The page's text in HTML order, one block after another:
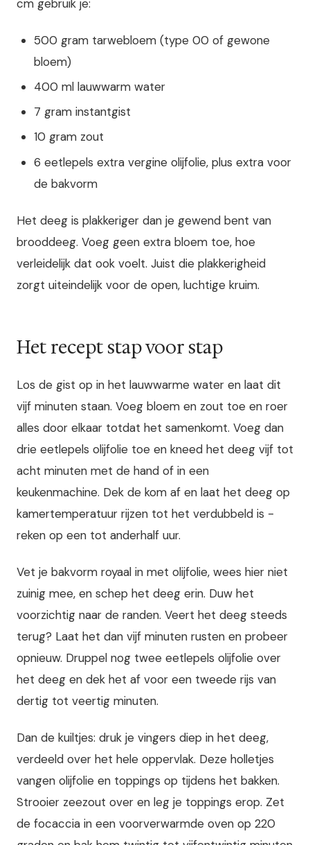
cm gebruik je:
500 gram tarwebloem (type 00 of gewone
bloem)
400 ml lauwwarm water
7 gram instantgist
10 gram zout
6 eetlepels extra vergine olijfolie, plus extra voor
de bakvorm
Het deeg is plakkeriger dan je gewend bent van
brooddeeg. Voeg geen extra bloem toe, hoe
verleidelijk dat ook voelt. Juist die plakkerigheid
zorgt uiteindelijk voor de open, luchtige kruim.
Het recept stap voor stap
Los de gist op in het lauwwarme water en laat dit
vijf minuten staan. Voeg bloem en zout toe en roer
alles door elkaar totdat het samenkomt. Voeg dan
drie eetlepels olijfolie toe en kneed het deeg vijf tot
acht minuten met de hand of in een
keukenmachine. Dek de kom af en laat het deeg op
kamertemperatuur rijzen tot het verdubbeld is -
reken op een tot anderhalf uur.
Vet je bakvorm royaal in met olijfolie, wees hier niet
zuinig mee, en schep het deeg erin. Duw het
voorzichtig naar de randen. Veert het deeg steeds
terug? Laat het dan vijf minuten rusten en probeer
opnieuw. Druppel nog twee eetlepels olijfolie over
het deeg en dek het af voor een tweede rijs van
dertig tot veertig minuten.
Dan de kuiltjes: druk je vingers diep in het deeg,
verdeeld over het hele oppervlak. Deze holletjes
vangen olijfolie en toppings op tijdens het bakken.
Strooier zeezout over en leg je toppings erop. Zet
de focaccia in een voorverwarmde oven op 220